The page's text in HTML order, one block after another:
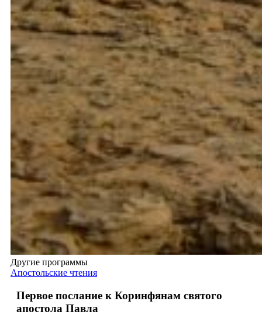
Другие программы
Апостольские чтения
Первое послание к Коринфянам святого
апостола Павла